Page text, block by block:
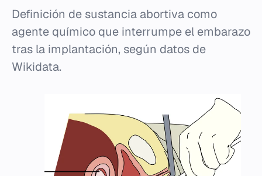
Definición de sustancia abortiva como
agente químico que interrumpe el embarazo
tras la implantación, según datos de
Wikidata.